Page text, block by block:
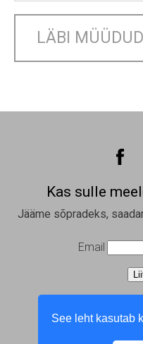
See leht kasutab
LÄBI MÜÜDUD
Kas sulle
Jääme sõpradeks,
Email
Privaatsuspoliitika|